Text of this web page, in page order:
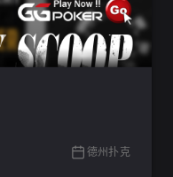
德州扑克